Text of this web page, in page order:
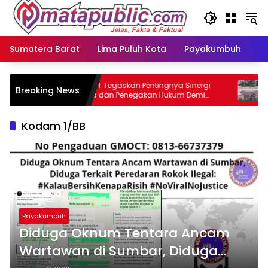
Langsung
konten
Sumatera Barat
Lima Puluh Kota Payakumbuh
Breaking NewsGMOCT Tegaskan Pentingnya Sinergi
Media dan Penegakan Hukum Demi
Masa Depan Kabupaten Limapuluh Kota
Kodam 1/BB
Payakumbuh
Diduga Oknum Tentara Ancam
Wartawan di Sumbar, Diduga